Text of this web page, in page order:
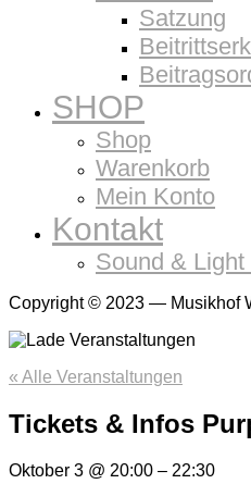
Satzung
SHOP
Shop
Warenkorb
Mein Konto
Kontakt
Sound & Light
Copyright © 2023 — Musikhof
« Alle Veranstaltungen
Tickets & Infos
Oktober 3 @ 20:00 – 22:30